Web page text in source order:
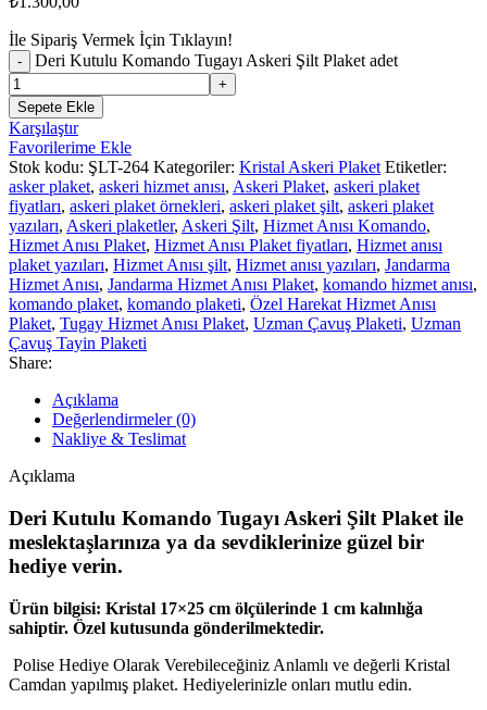
İle Sipariş Vermek İçin Tıklayın!
Deri Kutulu Komando Tugayı Askeri Şilt Plaket adet
Sepete Ekle
Karşılaştır
Favorilerime Ekle
Stok kodu: ŞLT-264 Kategoriler: Kristal Askeri Plaket Etiketler:
asker plaket, askeri hizmet anısı, Askeri Plaket, askeri plaket
fiyatları, askeri plaket örnekleri, askeri plaket şilt, askeri plaket
yazıları, Askeri plaketler, Askeri Şilt, Hizmet Anısı Komando,
Hizmet Anısı Plaket, Hizmet Anısı Plaket fiyatları, Hizmet anısı
plaket yazıları, Hizmet Anısı şilt, Hizmet anısı yazıları, Jandarma
Hizmet Anısı, Jandarma Hizmet Anısı Plaket, komando hizmet anısı,
komando plaket, komando plaketi, Özel Harekat Hizmet Anısı
Plaket, Tugay Hizmet Anısı Plaket, Uzman Çavuş Plaketi, Uzman
Çavuş Tayin Plaketi
Share:
Açıklama
Değerlendirmeler (0)
Nakliye & Teslimat
Açıklama
Deri Kutulu Komando Tugayı Askeri Şilt Plaket ile
meslektaşlarınıza ya da sevdiklerinize güzel bir
hediye verin.
Ürün bilgisi: Kristal 17×25 cm ölçülerinde 1 cm kalınlığa
sahiptir. Özel kutusunda gönderilmektedir.
Polise Hediye Olarak Verebileceğiniz Anlamlı ve değerli Kristal
Camdan yapılmış plaket. Hediyelerinizle onları mutlu edin.